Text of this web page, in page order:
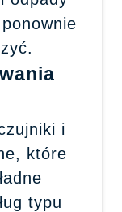
i
które
typu